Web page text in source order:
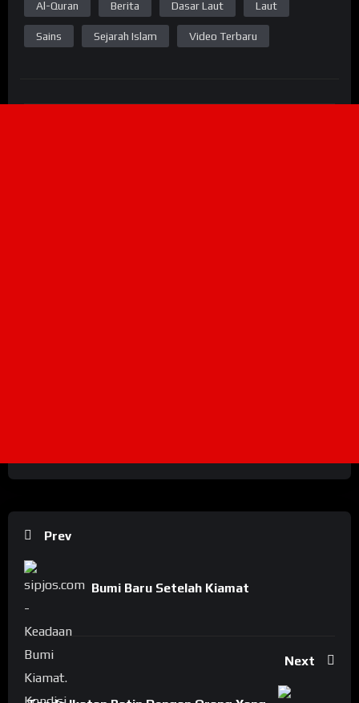
Al-Quran Berita Dasar Laut Laut
Sains Sejarah Islam Video Terbaru
Prev
Bumi Baru Setelah Kiamat
Next